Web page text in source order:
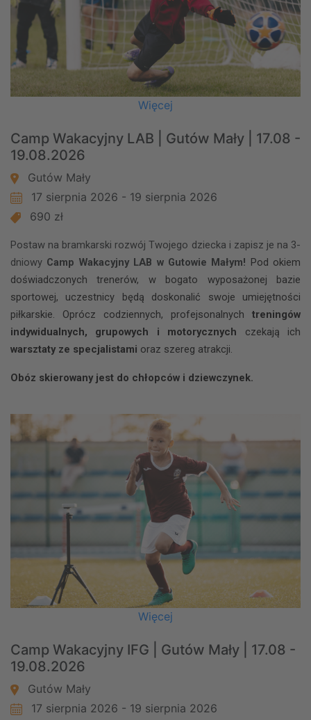
Więcej
Camp Wakacyjny LAB | Gutów Mały | 17.08 -
19.08.2026
Gutów Mały
17 sierpnia 2026 - 19 sierpnia 2026
690 zł
Postaw na bramkarski rozwój Twojego dziecka i zapisz je na 3-
dniowy Camp Wakacyjny LAB w Gutowie Małym! Pod okiem
doświadczonych trenerów, w bogato wyposażonej bazie
sportowej, uczestnicy będą doskonalić swoje umiejętności
piłkarskie. Oprócz codziennych, profejsonalnych treningów
indywidualnych, grupowych i motorycznych czekają ich
warsztaty ze specjalistami oraz szereg atrakcji.
Obóz skierowany jest do chłopców i dziewczynek.
Więcej
Camp Wakacyjny IFG | Gutów Mały | 17.08 -
19.08.2026
Gutów Mały
17 sierpnia 2026 - 19 sierpnia 2026